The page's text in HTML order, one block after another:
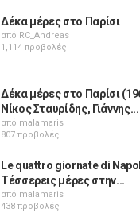
Δέκα μέρες στο Παρίσι
από RC_Andreas
1,114 προβολές
Δέκα μέρες στο Παρίσι
Νίκος Σταυρίδης, Γιάννης...
από malamaris
807 προβολές
Le quattro giornate di
Τέσσερεις μέρες στην...
από malamaris
438 προβολές